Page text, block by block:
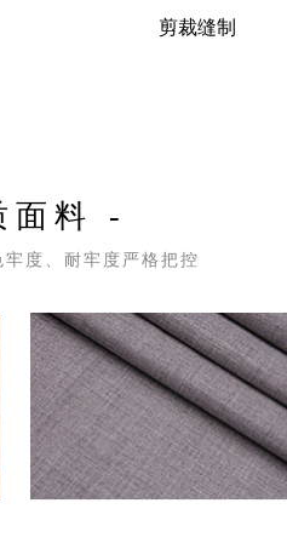
剪裁缝制
面料 -
度、耐牢度严格把控